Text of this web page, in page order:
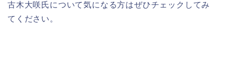
古木大咲氏について気になる方はぜひチェックしてみ
てください。